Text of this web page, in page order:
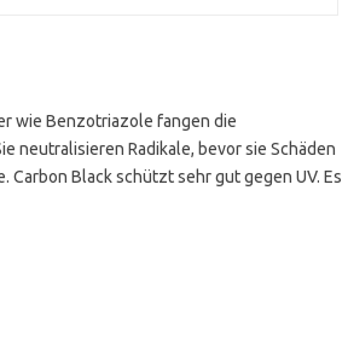
wie Benzotriazole fangen die
neutralisieren Radikale, bevor sie Schäden
Black schützt sehr gut gegen UV. Es